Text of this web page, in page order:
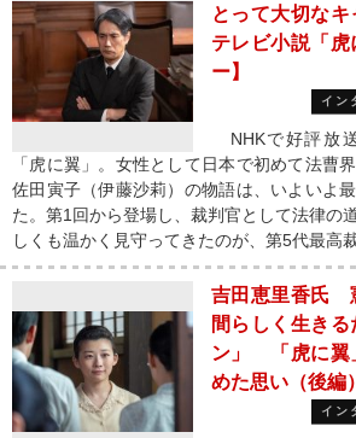
とって大切な
テレビ小説「
ー】
イン
NHKで好評放
「虎に翼」。女性として日本で初めて法曹
佐田寅子（伊藤沙莉）の物語は、いよいよ
た。第1回から登場し、裁判官として法律の
しくも温かく見守ってきたのが、第5代最高
吉田恵里香氏
間らしく生き
ン」 「虎に翼
めた思い（後編
イン